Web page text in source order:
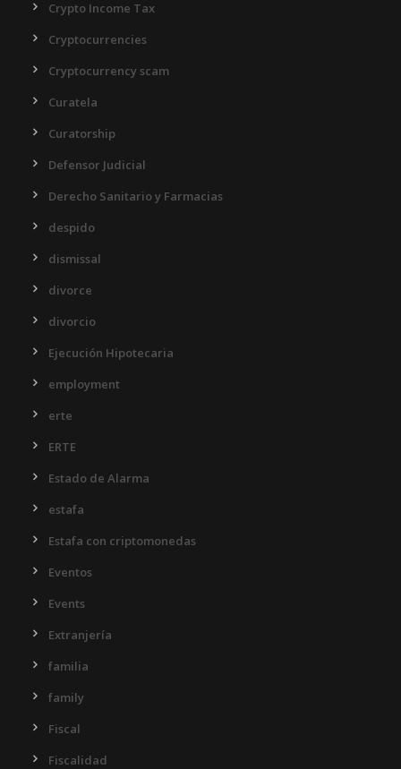
Crypto Income Tax
Cryptocurrencies
Cryptocurrency scam
Curatela
Curatorship
Defensor Judicial
Derecho Sanitario y Farmacias
despido
dismissal
divorce
divorcio
Ejecución Hipotecaria
employment
erte
ERTE
Estado de Alarma
estafa
Estafa con criptomonedas
Eventos
Events
Extranjería
familia
family
Fiscal
Fiscalidad